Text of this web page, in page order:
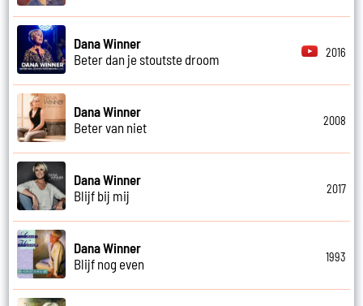
Dana Winner
Beter dan je stoutste droom
2016
Dana Winner
Beter van niet
2008
Dana Winner
Blijf bij mij
2017
Dana Winner
Blijf nog even
1993